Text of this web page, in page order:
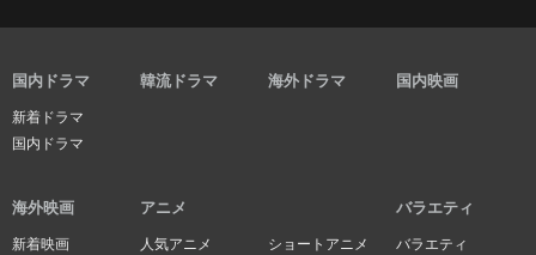
国内ドラマ
新着ドラマ
国内ドラマ
韓流ドラマ 海外ドラマ 国内映画
海外映画
新着映画
アニメ
人気アニメ
ショートアニメ
バラエティ
バラエティ